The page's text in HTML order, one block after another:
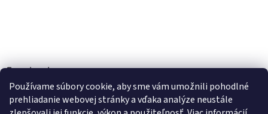
Používame súbory cookie, aby sme vám umožnili pohodlné
prehliadanie webovej stránky a vďaka analýze neustále
Facebook